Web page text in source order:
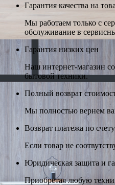
Гарантия качества на
Мы работаем только с
обслуживание в
Гарантия низких цен
Наш интернет-магазин
бытовой техники.
Полный возврат
Мы полностью вернем
Возврат платежа по счету
Если товар не
Юридическая защита и
Приобретая любую